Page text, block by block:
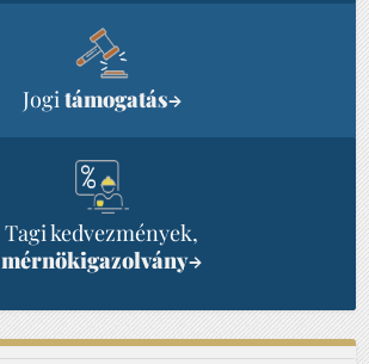
Jogitámogatás→
Tagi kedvezmények,
mérnökigazolvány→